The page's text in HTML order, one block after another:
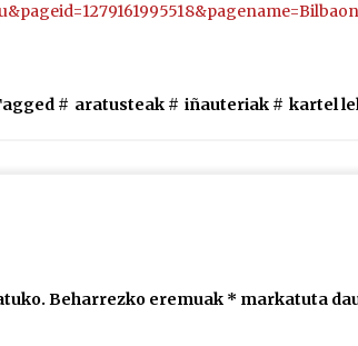
# aratusteak # iñauteriak # kartel
Beharrezko eremuak * markatuta